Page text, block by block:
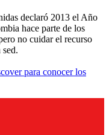
declaró 2013 el Año
hace parte de los
no cuidar el recurso
para conocer los